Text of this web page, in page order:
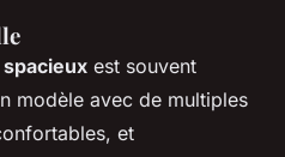
spacieux est souvent
modèle avec de multiples
et